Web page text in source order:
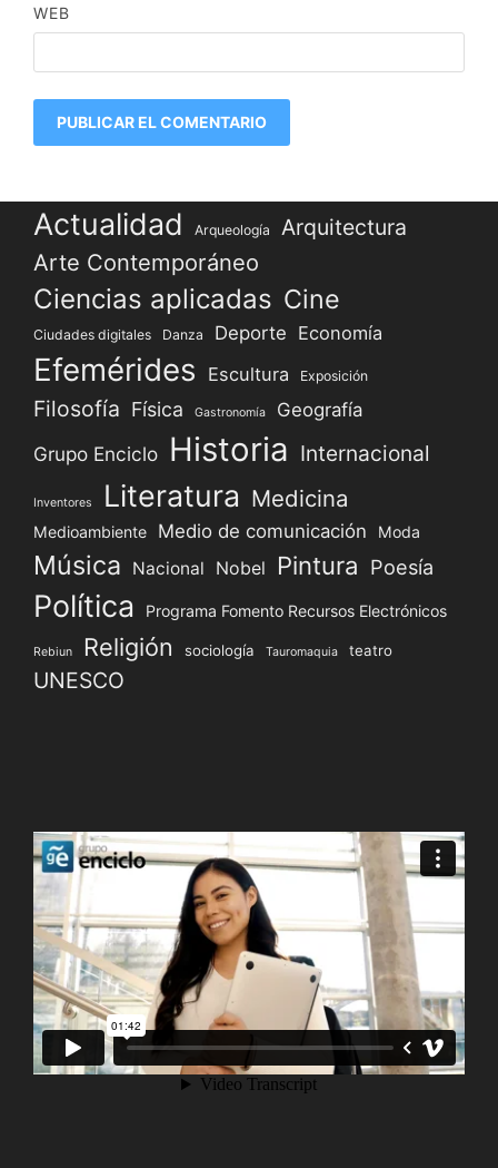
WEB
Actualidad Arqueología Arquitectura
Arte Contemporáneo
Ciencias aplicadas Cine
Ciudades digitales Danza Deporte Economía
Efemérides Escultura Exposición
Filosofía Física Gastronomía Geografía
Grupo Enciclo Historia Internacional
Inventores Literatura Medicina
Medioambiente Medio de comunicación Moda
Música Nacional Nobel Pintura Poesía
Política Programa Fomento Recursos Electrónicos
Rebiun Religión sociología Tauromaquia teatro
UNESCO